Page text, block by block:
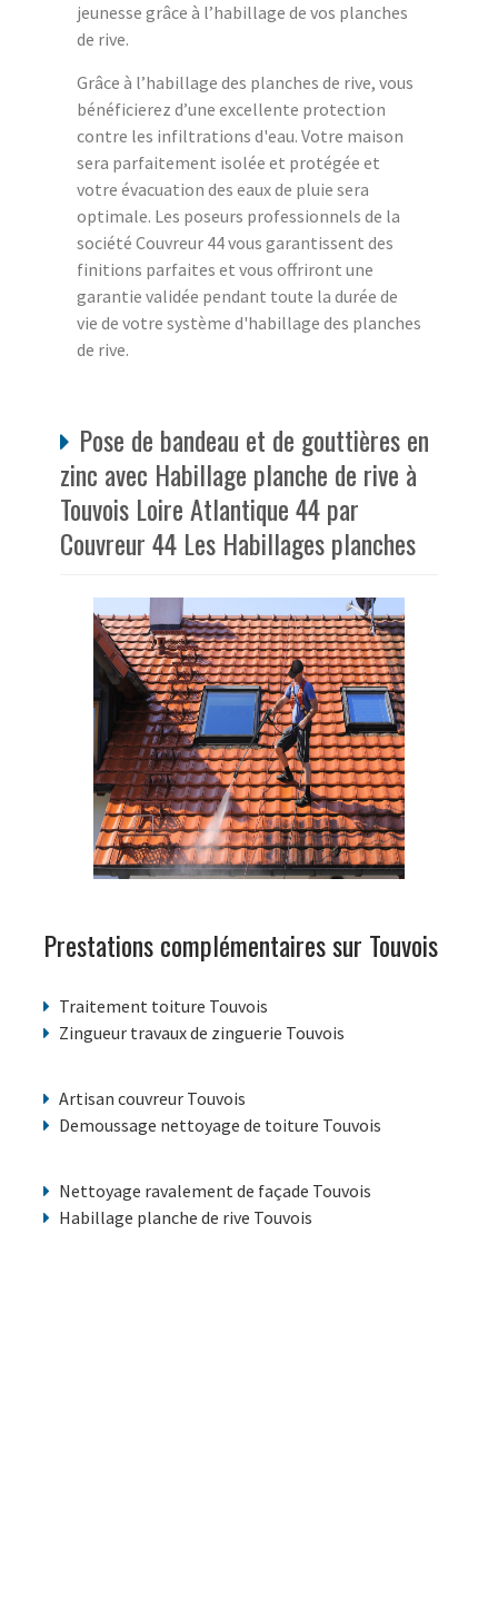
jeunesse grâce à l’habillage de vos planches
de rive.
Grâce à l’habillage des planches de rive, vous
bénéficierez d’une excellente protection
contre les infiltrations d'eau. Votre maison
sera parfaitement isolée et protégée et
votre évacuation des eaux de pluie sera
optimale. Les poseurs professionnels de la
société Couvreur 44 vous garantissent des
finitions parfaites et vous offriront une
garantie validée pendant toute la durée de
vie de votre système d'habillage des planches
de rive.
Pose de bandeau et de gouttières en
zinc avec Habillage planche de rive à
Touvois Loire Atlantique 44 par
Couvreur 44 Les Habillages planches
Prestations complémentaires sur Touvois
Traitement toiture Touvois
Zingueur travaux de zinguerie Touvois
Artisan couvreur Touvois
Demoussage nettoyage de toiture Touvois
Nettoyage ravalement de façade Touvois
Habillage planche de rive Touvois